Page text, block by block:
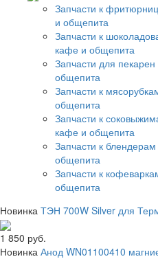
Запчасти к
и общепита
Запчасти к
кафе и общепита
Запчасти для
общепита
Запчасти к
общепита
Запчасти к
кафе и общепита
Запчасти к
общепита
Запчасти к
общепита
Новинка ТЭН 700W Silver для
1 850 руб.
Новинка Анод WN01100410